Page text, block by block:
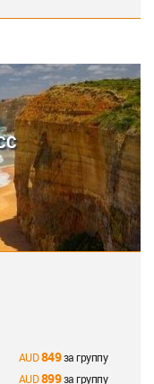
849за группу
899за группу